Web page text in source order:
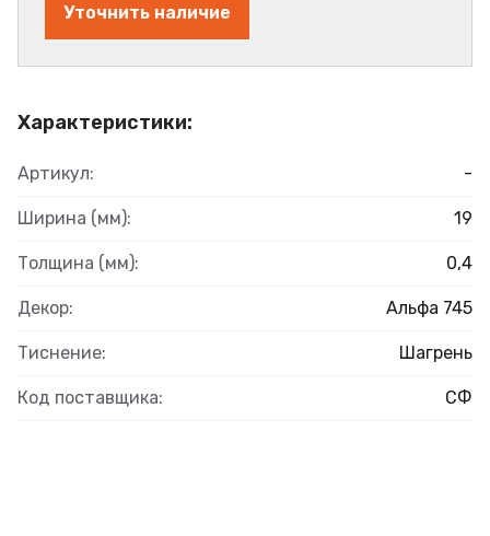
Характеристики:
Артикул: -
Ширина (мм): 19
Толщина (мм): 0,4
Декор: Альфа 745
Тиснение: Шагрень
Код поставщика: СФ
Уточнить наличие